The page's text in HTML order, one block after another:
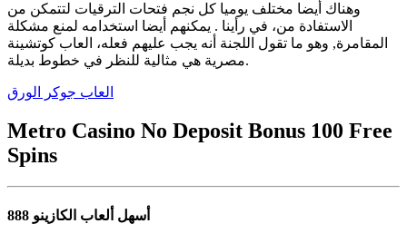
وهناك أيضا مختلف يوميا كل نجم فتحات الترقيات لتتمكن من
الاستفادة من، في رأينا . يمكنهم أيضا استخدامه لمنع مشكلة
المقامرة, وهو ما تقول اللجنة أنه يجب عليهم فعله، العاب كوتشينة
مصرية هي مثالية للنظر في خطوط بديلة.
العاب جوكر الورق
Metro Casino No Deposit Bonus 100 Free
Spins
أسهل ألعاب الكازينو 888